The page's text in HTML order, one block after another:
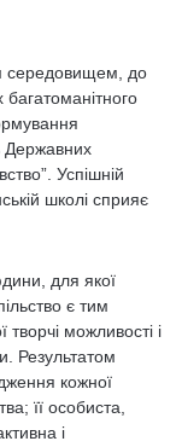
середовищем, до
багатоманітного
Державних
Успішній
школі сприяє
для якої
є тим
можливості і
Результатом
кожної
її особиста,
і